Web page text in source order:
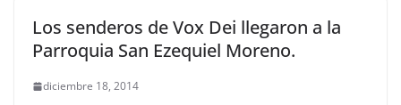
Los senderos de Vox Dei llegaron a la
Parroquia San Ezequiel Moreno.
diciembre 18, 2014